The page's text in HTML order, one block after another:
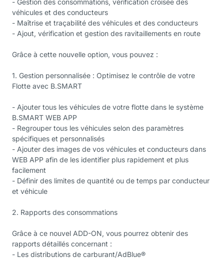
- Gestion des consommations, vérification croisée des
véhicules et des conducteurs
- Maîtrise et traçabilité des véhicules et des conducteurs
- Ajout, vérification et gestion des ravitaillements en route
Grâce à cette nouvelle option, vous pouvez :
1. Gestion personnalisée : Optimisez le contrôle de votre
Flotte avec B.SMART
- Ajouter tous les véhicules de votre flotte dans le système
B.SMART WEB APP
- Regrouper tous les véhicules selon des paramètres
spécifiques et personnalisés
- Ajouter des images de vos véhicules et conducteurs dans
WEB APP afin de les identifier plus rapidement et plus
facilement
- Définir des limites de quantité ou de temps par conducteur
et véhicule
2. Rapports des consommations
Grâce à ce nouvel ADD-ON, vous pourrez obtenir des
rapports détaillés concernant :
- Les distributions de carburant/AdBlue®